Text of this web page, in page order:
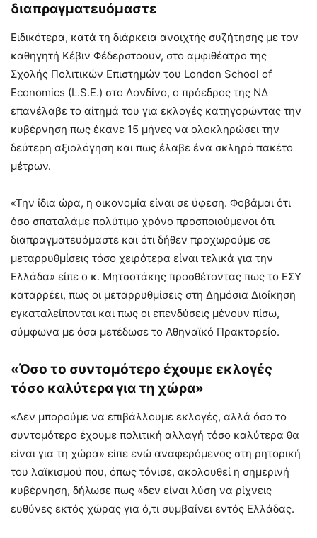
διαπραγματευόμαστε
Ειδικότερα, κατά τη διάρκεια ανοιχτής συζήτησης με τον
καθηγητή Κέβιν Φέδερστοουν, στο αμφιθέατρο της
Σχολής Πολιτικών Επιστημών του London School of
Economics (L.S.E.) στο Λονδίνο, ο πρόεδρος της ΝΔ
επανέλαβε το αίτημά του για εκλογές κατηγορώντας την
κυβέρνηση πως έκανε 15 μήνες να ολοκληρώσει την
δεύτερη αξιολόγηση και πως έλαβε ένα σκληρό πακέτο
μέτρων.
«Την ίδια ώρα, η οικονομία είναι σε ύφεση. Φοβάμαι ότι
όσο σπαταλάμε πολύτιμο χρόνο προσποιούμενοι ότι
διαπραγματευόμαστε και ότι δήθεν προχωρούμε σε
μεταρρυθμίσεις τόσο χειρότερα είναι τελικά για την
Ελλάδα» είπε ο κ. Μητσοτάκης προσθέτοντας πως το ΕΣΥ
καταρρέει, πως οι μεταρρυθμίσεις στη Δημόσια Διοίκηση
εγκαταλείπονται και πως οι επενδύσεις μένουν πίσω,
σύμφωνα με όσα μετέδωσε το Αθηναϊκό Πρακτορείο.
«Όσο το συντομότερο έχουμε εκλογές
τόσο καλύτερα για τη χώρα»
«Δεν μπορούμε να επιβάλλουμε εκλογές, αλλά όσο το
συντομότερο έχουμε πολιτική αλλαγή τόσο καλύτερα θα
είναι για τη χώρα» είπε ενώ αναφερόμενος στη ρητορική
του λαϊκισμού που, όπως τόνισε, ακολουθεί η σημερινή
κυβέρνηση, δήλωσε πως «δεν είναι λύση να ρίχνεις
ευθύνες εκτός χώρας για ό,τι συμβαίνει εντός Ελλάδας.